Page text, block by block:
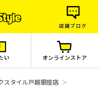
店舗ブログ
い オンラインストア
スタイル戸越銀座店